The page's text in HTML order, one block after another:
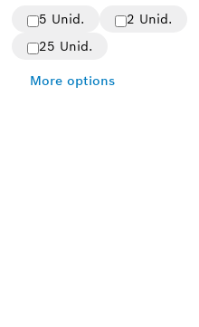
5 Unid.
2 Unid.
25 Unid.
More options